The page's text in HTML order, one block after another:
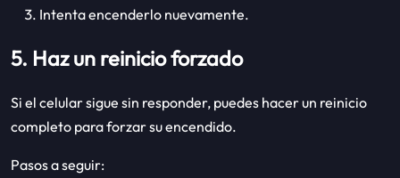
Intenta encenderlo nuevamente.
5. Haz un reinicio forzado
Si el celular sigue sin responder, puedes hacer un reinicio
completo para forzar su encendido.
Pasos a seguir: